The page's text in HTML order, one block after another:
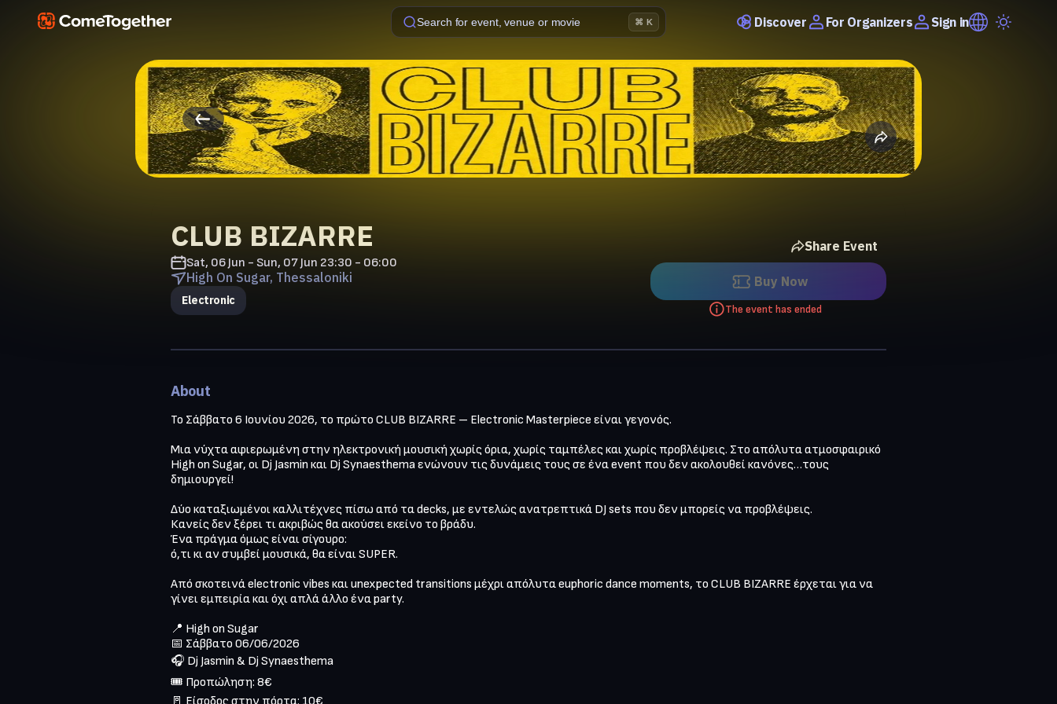
Search for event, venue or movie ⌘ K Discover For Organizers Sign in
CLUB BIZARRE
Sat, 06 Jun - Sun, 07 Jun 23:30 - 06:00
High On Sugar, Thessaloniki
Electronic
Share Event
Buy Now
The event has ended
About
Το Σάββατο 6 Ιουνίου 2026, το πρώτο CLUB BIZARRE – Electronic Masterpiece είναι γεγονός.
Μια νύχτα αφιερωμένη στην ηλεκτρονική μουσική χωρίς όρια, χωρίς ταμπέλες και χωρίς προβλέψεις. Στο απόλυτα ατμοσφαιρικό
High on Sugar, οι Dj Jasmin και Dj Synaesthema ενώνουν τις δυνάμεις τους σε ένα event που δεν ακολουθεί κανόνες…τους
δημιουργεί!
Δύο καταξιωμένοι καλλιτέχνες πίσω από τα decks, με εντελώς ανατρεπτικά DJ sets που δεν μπορείς να προβλέψεις.
Κανείς δεν ξέρει τι ακριβώς θα ακούσει εκείνο το βράδυ.
Ένα πράγμα όμως είναι σίγουρο:
ό,τι κι αν συμβεί μουσικά, θα είναι SUPER.
Από σκοτεινά electronic vibes και unexpected transitions μέχρι απόλυτα euphoric dance moments, το CLUB BIZARRE έρχεται για να
γίνει εμπειρία και όχι απλά άλλο ένα party.
📍 High on Sugar
📅 Σάββατο 06/06/2026
🎧 Dj Jasmin & Dj Synaesthema
🎟️ Προπώληση: 8€